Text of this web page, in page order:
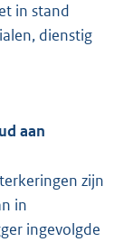
in stand
dienstig
aan
zijn
in
ingevolgde